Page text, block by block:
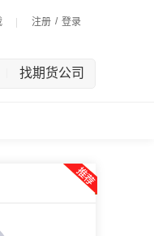
注册 / 登录
找期货公司